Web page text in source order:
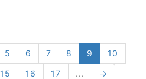
5 6 7 8 9
10
15 16 17 ... →